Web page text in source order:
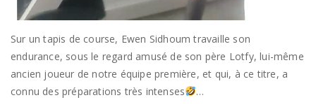
Sur un tapis de course, Ewen Sidhoum travaille son
endurance, sous le regard amusé de son père Lotfy, lui-même
ancien joueur de notre équipe première, et qui, à ce titre, a
connu des préparations très intenses
…